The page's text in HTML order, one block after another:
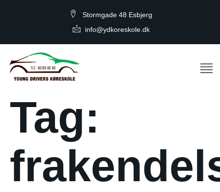
Stormgade 48 Esbjerg
info@ydkoreskole.dk
Tag: